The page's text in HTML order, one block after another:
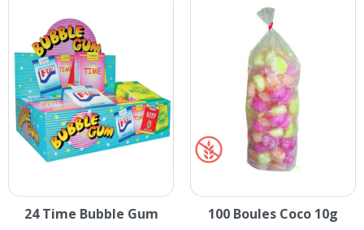
24 Time Bubble Gum 100 Boules Coco 10g